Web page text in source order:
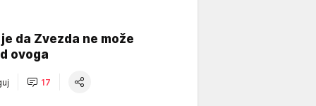
da Zvezda ne može
ovoga
17